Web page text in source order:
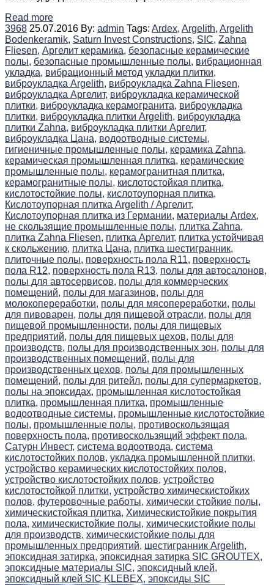
Read more
3968 25.07.2016 By: admin Tags: Ardex, Argelith, Argelith
Bodenkeramik, Saturn Invest Constructions, SIC, Zahna
Fliesen, Аргелит керамика, безопасные керамические
полы, безопасные промышленные полы, вибрационная
укладка, вибрационный метод укладки плитки,
виброукладка Argelith, виброукладка Zahna Fliesen,
виброукладка Аргелит, виброукладка керамической
плитки, виброукладка керамогранита, виброукладка
плитки, виброукладка плитки Argelith, виброукладка
плитки Zahna, виброукладка плитки Аргелит,
виброукладка Цана, водоотводные системы,
гигиеничные промышленные полы, керамика Zahna,
керамическая промышленная плитка, керамические
промышленные полы, керамогранитная плитка,
керамогранитные полы, кислотостойкая плитка,
кислотостойкие полы, кислотоупорная плитка,
Кислотоупорная плитка Argelith / Аргелит,
Кислотоупорная плитка из Германии, материалы Ardex,
не скользящие промышленные полы, плитка Zahna,
плитка Zahna Fliesen, плитка Аргелит, плитка устойчивая
к скольжению, плитка Цана, плитка шестигранник,
плиточные полы, поверхность пола R11, поверхность
пола R12, поверхность пола R13, полы для автосалонов,
полы для автосервисов, полы для коммерческих
помещений, полы для магазинов, полы для
молокопереработки, полы для мясопереработки, полы
для пивоварен, полы для пищевой отрасли, полы для
пищевой промышленности, полы для пищевых
предприятий, полы для пищевых цехов, полы для
производств, полы для производственных зон, полы для
производственных помещений, полы для
производственных цехов, полы для промышленных
помещений, полы для ритейл, полы для супермаркетов,
полы на эпоксидах, промышленная кислотостойкая
плитка, промышленная плитка, промышленные
водоотводные системы, промышленные кислотостойкие
полы, промышленные полы, противоскользящая
поверхность пола, противоскользящий эффект пола,
Сатурн Инвест, система водоотвода, система
кислотостойких полов, укладка промышленной плитки,
устройство керамических кислотостойких полов,
устройство кислотостойких полов, устройство
кислотостойкой плитки, устройство химическистойких
полов, футеровочные работы, химически стойкие полы,
химическистойкая плитка, Химическистойкие покрытия
пола, химическистойкие полы, химическистойкие полы
для производств, химическистойкие полы для
промышленных предприятий, шестигранник Argelith,
эпоксидная затирка, эпоксидная затирка SIC GROUTEX,
эпоксидные материалы SIC, эпоксидный клей,
эпоксидный клей SIC KLEBEX, эпоксиды SIC